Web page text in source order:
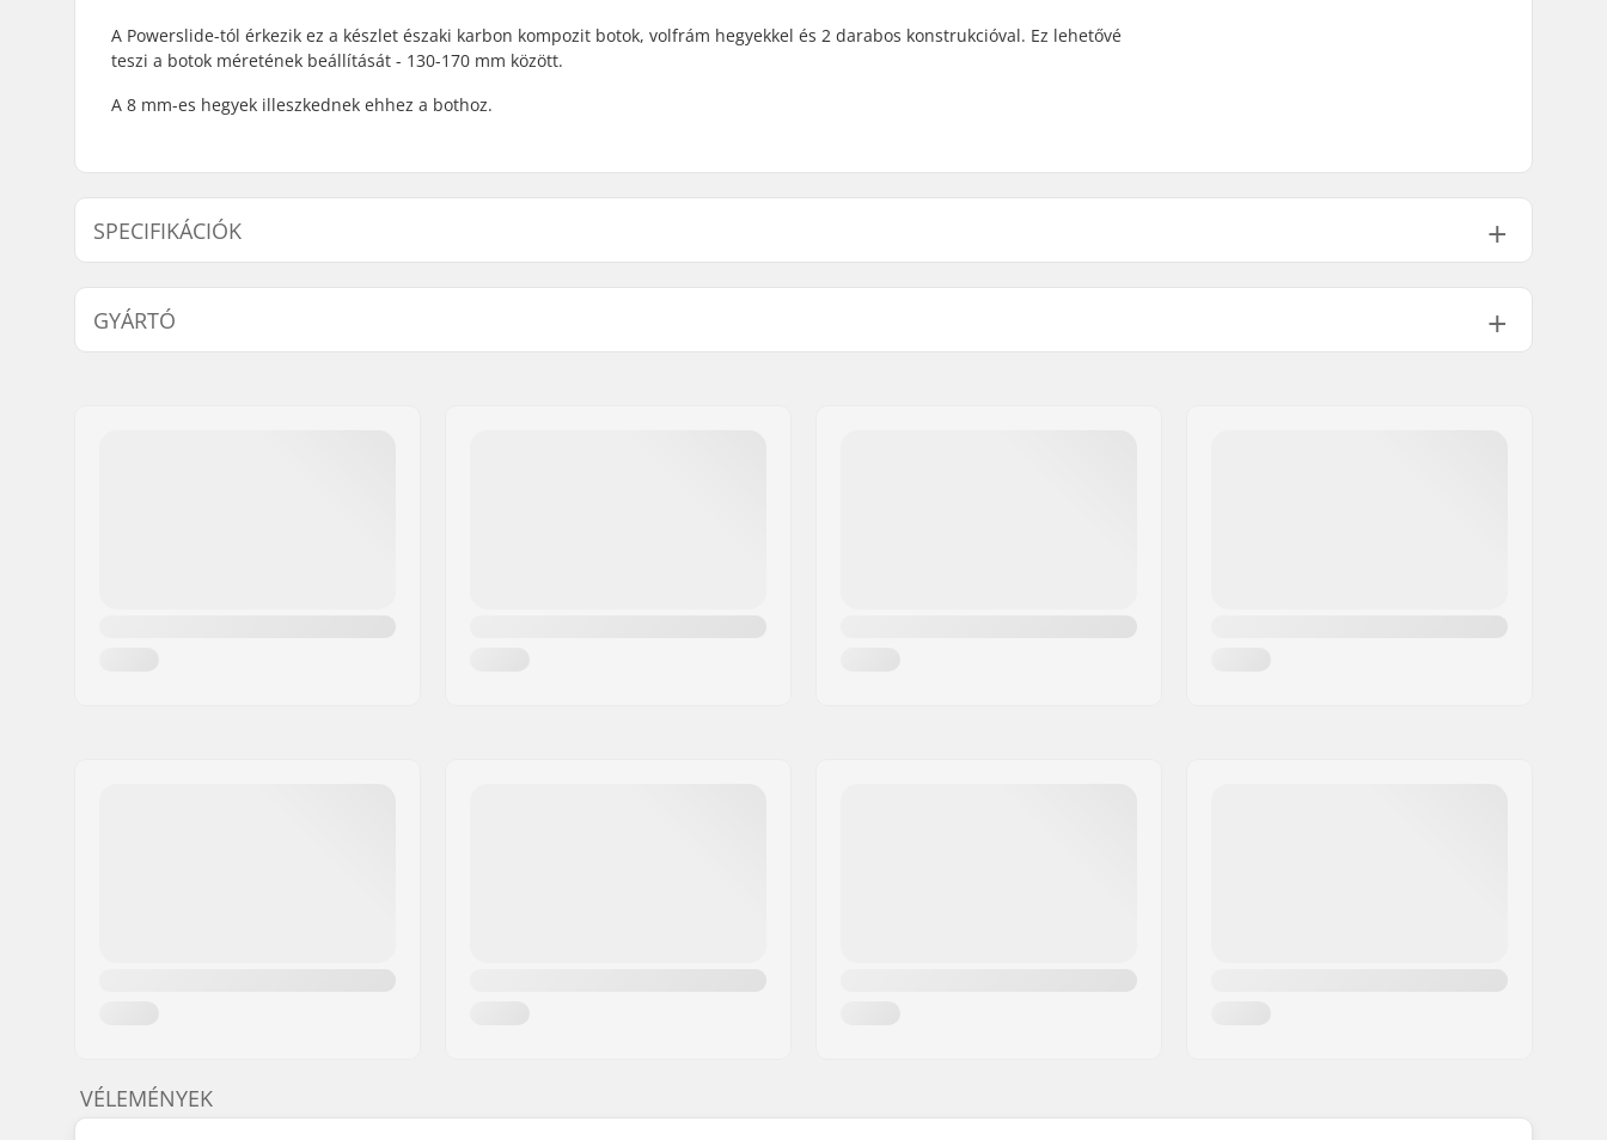
A Powerslide-tól érkezik ez a készlet északi karbon kompozit botok, volfrám hegyekkel és 2 darabos konstrukcióval. Ez lehetővé
teszi a botok méretének beállítását - 130-170 mm között.
A 8 mm-es hegyek illeszkednek ehhez a bothoz.
SPECIFIKÁCIÓK
Csúcs átmérője: 8mm
GYÁRTÓ
VÉLEMÉNYEK